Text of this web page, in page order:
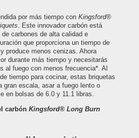
por más tiempo con Kingsford®
. Este innovador carbón está
carbones de alta calidad e
que proporciona un tiempo de
produce menos cenizas. Ahora
durante más tiempo y necesitarás
al fuego con menos frecuencia*. Al
tiempo para cocinar, estas briquetas
gran escala, asar a fuego lento o
en bolsas de 6.0 y 11.1 libras.
carbón Kingsford® Long Burn